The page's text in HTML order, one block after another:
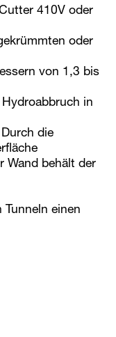
410V oder
oder
von 1,3 bis
in
die
Wand behält der
Tunneln einen